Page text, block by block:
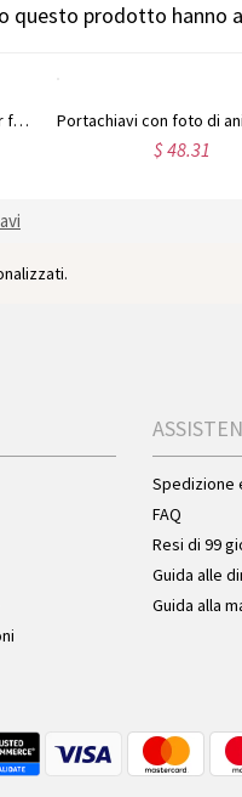
questo prodotto hanno
Portachiavi personalizzato per foto in acciaio inossidabile
$ 48.31
Spedizione
FAQ
Resi di 99
Guida alle
Guida alla